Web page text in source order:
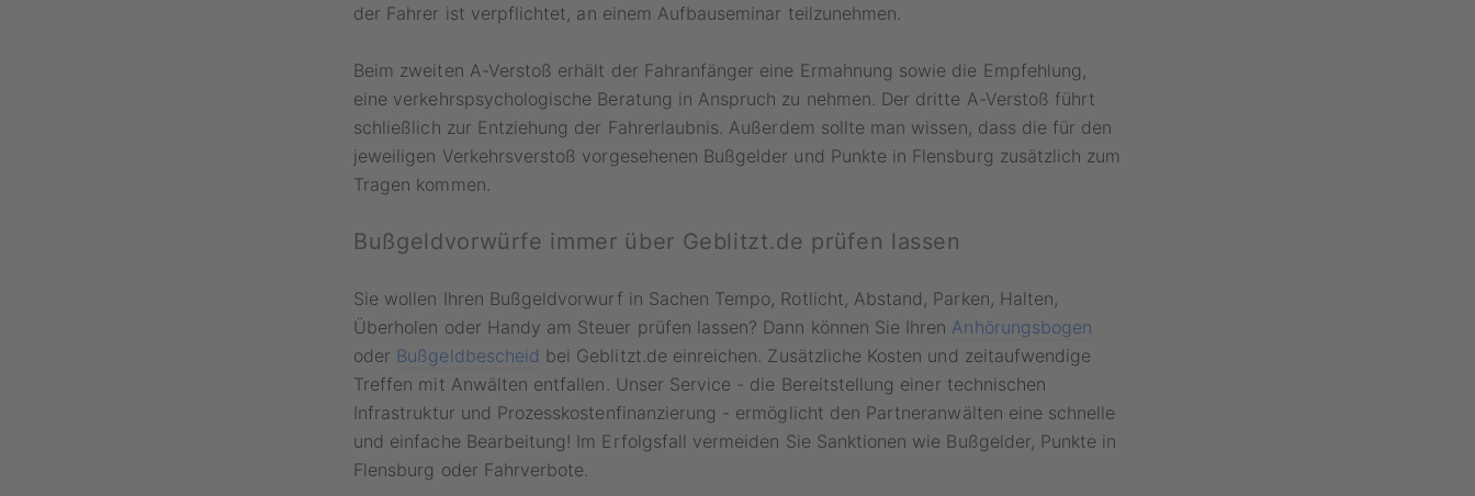
der Fahrer ist verpflichtet, an einem Aufbauseminar teilzunehmen.
Beim zweiten A-Verstoß erhält der Fahranfänger eine Ermahnung sowie die Empfehlung,
eine verkehrspsychologische Beratung in Anspruch zu nehmen. Der dritte A-Verstoß führt
schließlich zur Entziehung der Fahrerlaubnis. Außerdem sollte man wissen, dass die für den
jeweiligen Verkehrsverstoß vorgesehenen Bußgelder und Punkte in Flensburg zusätzlich zum
Tragen kommen.
Bußgeldvorwürfe immer über Geblitzt.de prüfen lassen
Sie wollen Ihren Bußgeldvorwurf in Sachen Tempo, Rotlicht, Abstand, Parken, Halten,
Überholen oder Handy am Steuer prüfen lassen? Dann können Sie Ihren Anhörungsbogen
oder Bußgeldbescheid bei Geblitzt.de einreichen. Zusätzliche Kosten und zeitaufwendige
Treffen mit Anwälten entfallen. Unser Service - die Bereitstellung einer technischen
Infrastruktur und Prozesskostenfinanzierung - ermöglicht den Partneranwälten eine schnelle
und einfache Bearbeitung! Im Erfolgsfall vermeiden Sie Sanktionen wie Bußgelder, Punkte in
Flensburg oder Fahrverbote.